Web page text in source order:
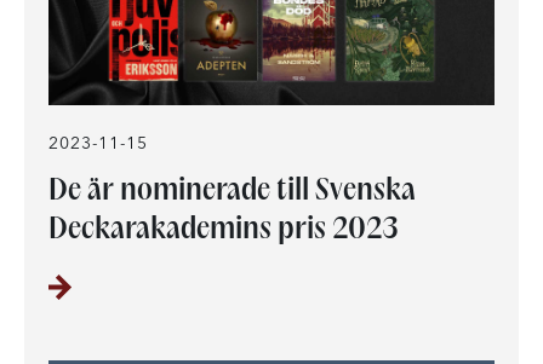
2023-11-15
De är nominerade till Svenska
Deckarakademins pris 2023